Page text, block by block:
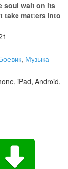
soul wait on its
take matters into
Боевик, Музыка
iPad, Android,